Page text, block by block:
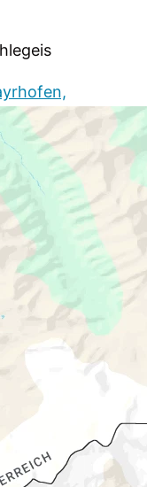
an und bietet
an.